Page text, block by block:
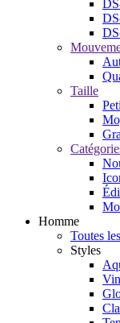
Taille
Homme
Toutes
Styles